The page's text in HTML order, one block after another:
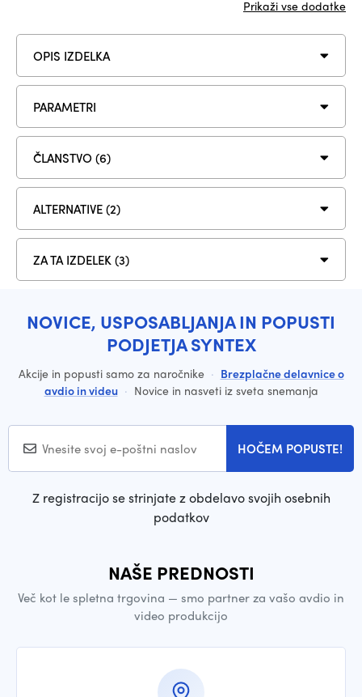
Prikaži vse dodatke
OPIS IZDELKA
PARAMETRI
ČLANSTVO (6)
ALTERNATIVE (2)
ZA TA IZDELEK (3)
NOVICE, USPOSABLJANJA IN POPUSTI
PODJETJA SYNTEX
Akcije in popusti samo za naročnike · Brezplačne delavnice o
avdio in videu · Novice in nasveti iz sveta snemanja
HOČEM POPUSTE!
Z registracijo se strinjate z obdelavo svojih osebnih
podatkov
NAŠE PREDNOSTI
Več kot le spletna trgovina — smo partner za vašo avdio in
video produkcijo